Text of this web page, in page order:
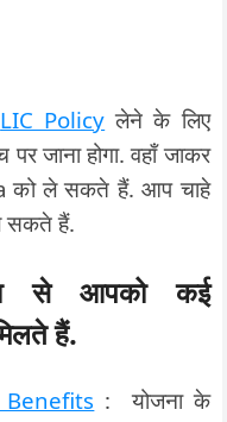
LIC Policy लेने के लिए
जाना होगा. वहाँ जाकर
को ले सकते हैं. आप चाहे
सकते हैं.
से आपको कई
हैं.
: योजना के